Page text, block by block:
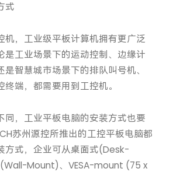
式
机，工业级平板计算机拥有更广泛
是工业场景下的运动控制、边缘计
智慧城市场景下的排队叫号机、
端，都需要用到工控机。
同，工业平板电脑的安装方式也要
苏州源控所推出的工控平板电脑都
方式，企业可从桌面式(Desk-
Mount)、VESA-mount (75 x